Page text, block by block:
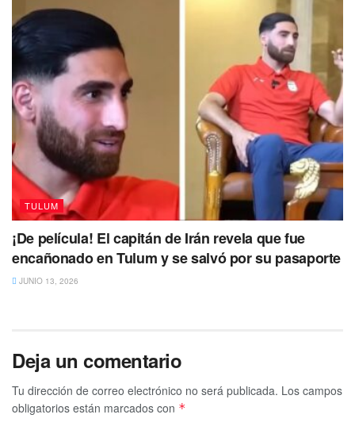
TULUM
¡De película! El capitán de Irán revela que fue
encañonado en Tulum y se salvó por su pasaporte
JUNIO 13, 2026
Deja un comentario
Tu dirección de correo electrónico no será publicada. Los campos
obligatorios están marcados con *